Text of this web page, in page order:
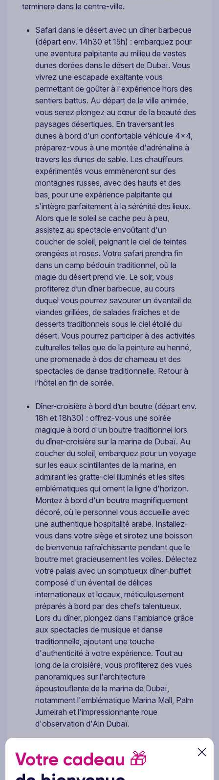
terminera dans le centre-ville.
Safari dans le désert avec un dîner barbecue
(départ env. 14h30 et 15h) : embarquez pour
une aventure palpitante au milieu de vastes
dunes dorées dans le désert de Dubaï. Vous
vivrez une escapade exaltante vous
permettant de goûter à l'expérience hors des
sentiers battus. Au départ de la ville animée,
vous serez plongez au cœur de la beauté des
paysages désertiques. En traversant les
dunes à bord d'un confortable véhicule 4x4,
préparez-vous à une montée d'adrénaline à
travers les dunes de sable. Les chauffeurs
expérimentés vous emmèneront sur des
montagnes russes, avec des hauts et des
bas, pour une expérience palpitante qui
s'intègre parfaitement à la sérénité des lieux.
Alors que le soleil se cache peu à peu,
assistez au spectacle envoûtant d'un
coucher de soleil, peignant le ciel de teintes
orangées et roses. Votre safari prendra fin
dans un camp bédouin traditionnel, où la
magie du désert prend vie. Le soir, vous
profiterez d’un dîner barbecue, au cours
duquel vous pourrez savourer un éventail de
viandes grillées, de salades fraîches et de
desserts traditionnels sous le ciel étoilé du
désert. Vous pourrez participer à des activités
culturelles telles que de la peinture au henné,
une promenade à dos de chameau et des
spectacles de danse traditionnelle. Retour à
l’hôtel en fin de soirée.
Dîner-croisière à bord d’un boutre (départ env.
18h et 18h30) : offrez-vous une soirée
magique à bord d'un boutre traditionnel lors
du dîner-croisière sur la marina de Dubaï. Au
coucher du soleil, embarquez pour un voyage
sur les eaux scintillantes de la marina, en
admirant les gratte-ciel illuminés et les sites
emblématiques qui ornent la ligne d'horizon.
Montez à bord d'un boutre magnifiquement
décoré, où le personnel vous accueille avec
une authentique hospitalité arabe. Installez-
vous dans votre siège et sirotez une boisson
de bienvenue rafraîchissante pendant que le
boutre met gracieusement les voiles. Délectez
votre palais avec un somptueux dîner-buffet
composé d'un éventail de délices
internationaux et locaux, méticuleusement
préparés à bord par des chefs talentueux.
Lors du dîner, plongez dans l'ambiance grâce
aux spectacles de musique et danse
traditionnelle, ajoutant une touche
d'authenticité à votre expérience. Tout au
long de la croisière, vous profiterez des vues
panoramiques sur l'architecture
époustouflante de la marina de Dubaï,
notamment l'emblématique Marina Mall, Palm
Jumeirah et l'impressionnante roue
d'observation d'Ain Dubaï.
Visite de «The View At The Palm »: rendez-vous
sur la terrasse au sommet de la Palm Tower avec
Votre cadeau 🎁